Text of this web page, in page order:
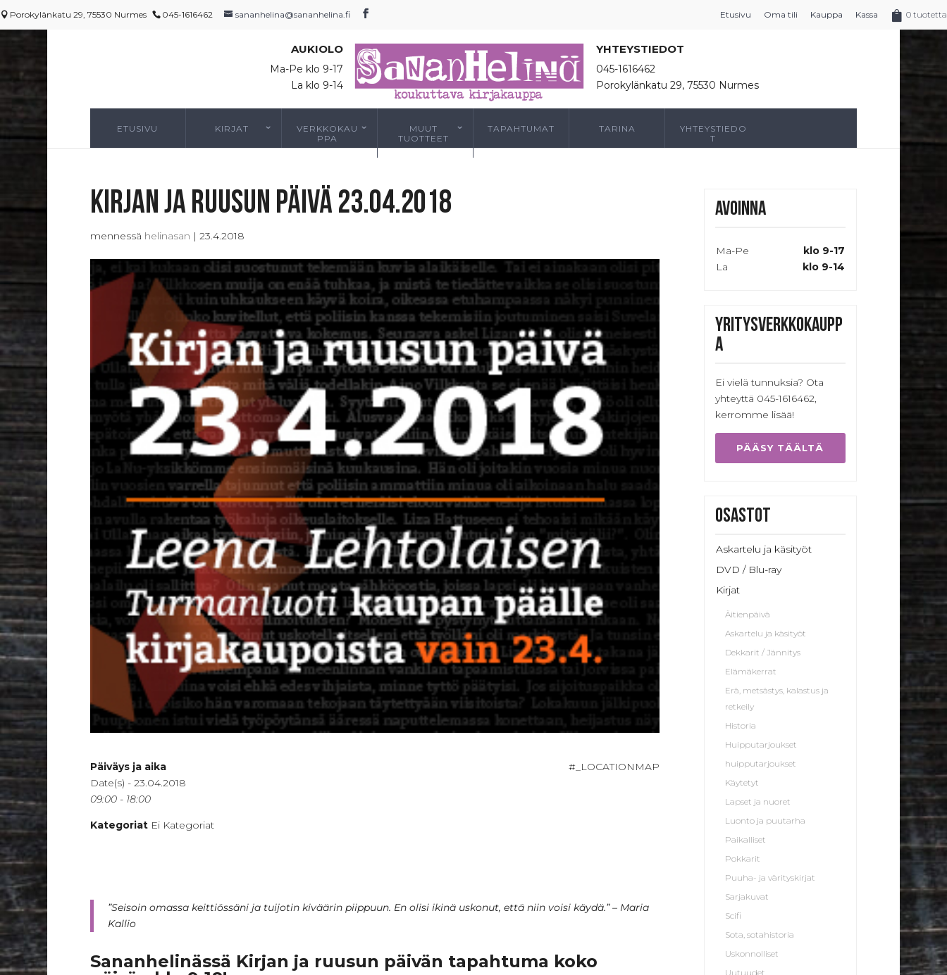
Porokylänkatu 29, 75530 Nurmes 045-1616462 sananhelina@sananhelina.fi Etusivu Oma tili Kauppa Kassa 0 tuotetta
AUKIOLO
Ma-Pe klo 9-17
La klo 9-14
YHTEYSTIEDOT
045-1616462
Porokylänkatu 29, 75530 Nurmes
ETUSIVU KIRJAT
VERKKOKAU
PPA
MUUT
TUOTTEET
TAPAHTUMAT TARINA
YHTEYSTIEDO
T
Kirjan ja Ruusun päivä 23.04.2018
mennessä helinasan | 23.4.2018
#_LOCATIONMAP
Päiväys ja aika
Date(s) - 23.04.2018
09:00 - 18:00
KategoriatEi Kategoriat
”Seisoin omassa keittiössäni ja tuijotin kiväärin piippuun. En olisi ikinä uskonut, että niin voisi käydä.” – Maria
Kallio
Sananhelinässä Kirjan ja ruusun päivän tapahtuma koko
Avoinna
Ma-Pe
klo 9-17
La
klo 9-14
Yritysverkkokaupp
a
Ei vielä tunnuksia? Ota
yhteyttä 045-1616462,
kerromme lisää!
PÄÄSY TÄÄLTÄ
Osastot
Askartelu ja käsityöt
DVD / Blu-ray
Kirjat
Äitienpäivä
Askartelu ja käsityöt
Dekkarit / Jännitys
Elämäkerrat
Erä, metsästys, kalastus ja
retkeily
Historia
Huipputarjoukset
huipputarjoukset
Käytetyt
Lapset ja nuoret
Luonto ja puutarha
Paikalliset
Pokkarit
Puuha- ja värityskirjat
Sarjakuvat
Scifi
Sota, sotahistoria
Uskonnolliset
Uutuudet